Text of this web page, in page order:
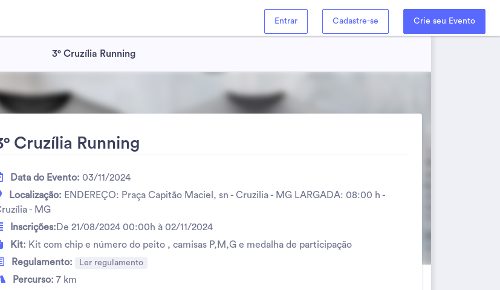
Entrar Cadastre-se Crie seu Evento
3° Cruzília Running
Cruzília Running
Data do Evento: 03/11/2024
Localização: ENDEREÇO: Praça Capitão Maciel, sn - Cruzilia - MG LARGADA: 08:00 h -
- MG
Inscrições: De 21/08/2024 00:00h à 02/11/2024
Kit: Kit com chip e número do peito , camisas P,M,G e medalha de participação
Regulamento:
Ler regulamento
Percurso: 7 km